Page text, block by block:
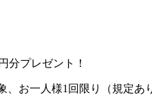
分プレゼント！
お一人様1回限り（規定あ